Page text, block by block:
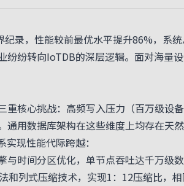
录，性能较前最优水平提升86%，系
纷纷转向IoTDB的深层逻辑。面对海量
心挑战：高频写入压力（百万级设
用数据库架构在这些维度上均存在天然
现性能代际跨越：
间分区优化，单节点吞吐达千万级数
式压缩技术，实现1：12压缩比，相